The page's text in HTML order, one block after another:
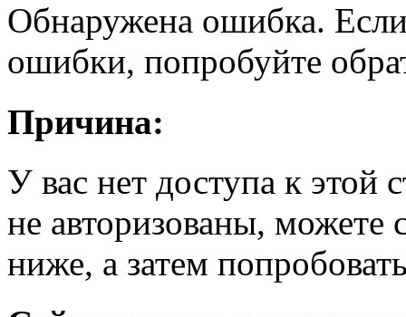
Обнаружена ошибка.
ошибки, попробуйте
Причина:
У вас нет доступа к
не авторизованы, можете
ниже, а затем